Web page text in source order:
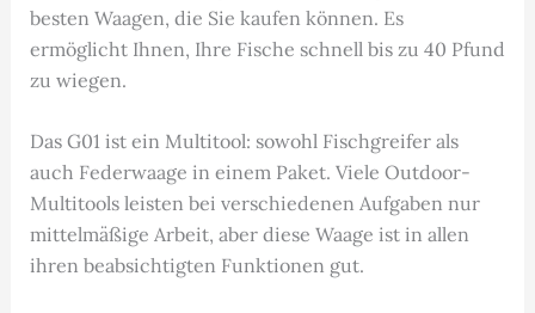
besten Waagen, die Sie kaufen können. Es
ermöglicht Ihnen, Ihre Fische schnell bis zu 40 Pfund
zu wiegen.
Das G01 ist ein Multitool: sowohl Fischgreifer als
auch Federwaage in einem Paket. Viele Outdoor-
Multitools leisten bei verschiedenen Aufgaben nur
mittelmäßige Arbeit, aber diese Waage ist in allen
ihren beabsichtigten Funktionen gut.